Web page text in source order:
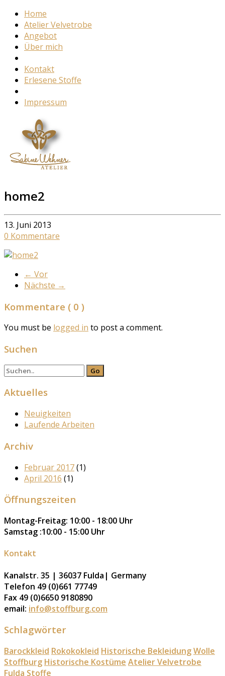
Home
Atelier Velvetrobe
Angebot
Über mich
Kontakt
Erlesene Stoffe
Impressum
home2
13. Juni 2013
0 Kommentare
← Vor
Nächste →
Kommentare ( 0 )
You must be logged in to post a comment.
Suchen
Aktuelles
Neuigkeiten
Laufende Arbeiten
Archiv
Februar 2017(1)
April 2016 (1)
Öffnungszeiten
Montag-Freitag: 10:00 - 18:00 Uhr
Samstag :10:00 - 15:00 Uhr
Kontakt
Kanalstr. 35 | 36037 Fulda| Germany
Telefon 49 (0)661 77749
Fax 49 (0)6650 9180890
email: info@stoffburg.com
Schlagwörter
Barockkleid Rokokokleid Historische BekleidungWolle
Stoffburg Historische Kostüme Atelier Velvetrobe
Fulda Stoffe